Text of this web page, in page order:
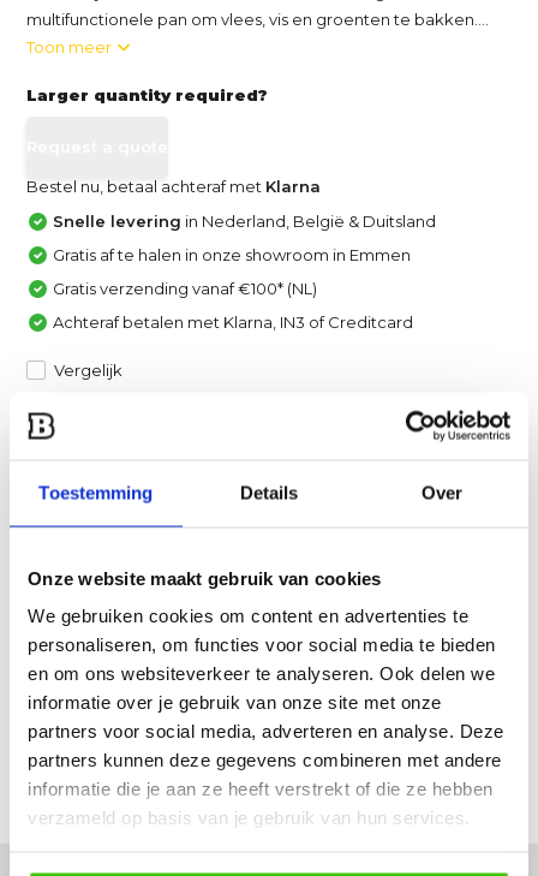
Toestemming Details Over
Onze website maakt gebruik van cookies
We gebruiken cookies om content en advertenties te
personaliseren, om functies voor social media te bieden
en om ons websiteverkeer te analyseren. Ook delen we
informatie over je gebruik van onze site met onze
partners voor social media, adverteren en analyse. Deze
partners kunnen deze gegevens combineren met andere
informatie die je aan ze heeft verstrekt of die ze hebben
verzameld op basis van je gebruik van hun services.
multifunctionele pan om vlees, vis en groenten te bakken....
Toon meer
Larger quantity required?
Bestel nu, betaal achteraf met Klarna
Snelle levering in Nederland, België & Duitsland
Gratis af te halen in onze showroom in Emmen
Gratis verzending vanaf €100* (NL)
Achteraf betalen met Klarna, IN3 of Creditcard
Vergelijk
Heb je een vraag over dit product?
Productomschrijving
Specificaties
Reviews
Delen